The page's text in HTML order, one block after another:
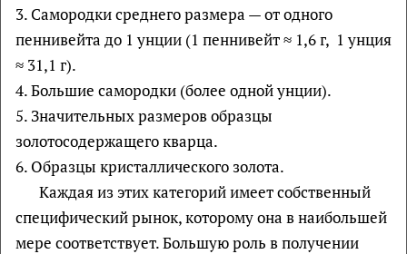
3. Самородки среднего размера — от одного
пеннивейта до 1 унции (1 пеннивейт ≈ 1,6 г, 1 унция
≈ 31,1 г).
4. Большие самородки (более одной унции).
5. Значительных размеров образцы
золотосодержащего кварца.
6. Образцы кристаллического золота.
Каждая из этих категорий имеет собственный
специфический рынок, которому она в наибольшей
мере соответствует. Большую роль в получении